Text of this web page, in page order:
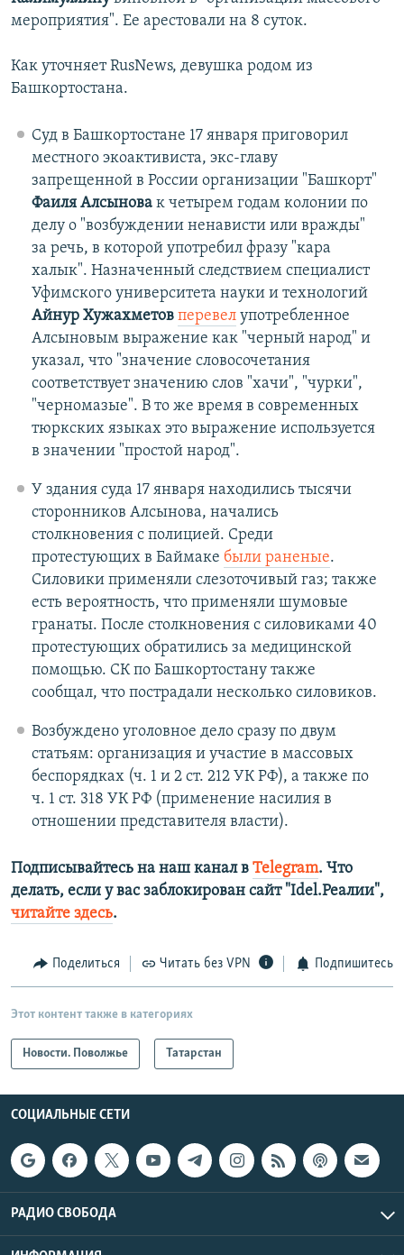
мероприятия". Ее арестовали на 8 суток.
Как уточняет RusNews, девушка родом из
Башкортостана.
Суд в Башкортостане 17 января приговорил
местного экоактивиста, экс-главу
запрещенной в России организации "Башкорт"
Фаиля Алсыновак четырем годам колонии по
делу о "возбуждении ненависти или вражды"
за речь, в которой употребил фразу "кара
халык". Назначенный следствием специалист
Уфимского университета науки и технологий
Айнур Хужахметов перевелупотребленное
Алсыновым выражение как "черный народ" и
указал, что "значение словосочетания
соответствует значению слов "хачи", "чурки",
"черномазые". В то же время в современных
тюркских языках это выражение используется
в значении "простой народ".
У здания суда 17 января находились тысячи
сторонников Алсынова, начались
столкновения с полицией. Среди
протестующих в Баймаке были раненые.
Силовики применяли слезоточивый газ; также
есть вероятность, что применяли шумовые
гранаты. После столкновения с силовиками 40
протестующих обратились за медицинской
помощью. СК по Башкортостану также
сообщал, что пострадали несколько силовиков.
Возбуждено уголовное дело сразу по двум
статьям: организация и участие в массовых
беспорядках (ч. 1 и 2 ст. 212 УК РФ), а также по
ч. 1 ст. 318 УК РФ (применение насилия в
отношении представителя власти).
Подписывайтесь на наш канал в Telegram. Что
делать, если у вас заблокирован сайт "Idel.Реалии",
читайте здесь.
Поделиться Читать без VPN Подпишитесь
Этот контент также в категориях
Новости. Поволжье Татарстан
СОЦИАЛЬНЫЕ СЕТИ
РАДИО СВОБОДА